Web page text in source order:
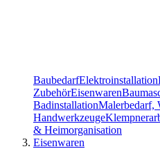
BaubedarfElektroinstallation
ZubehörEisenwaren
BadinstallationMalerbedarf,
Handwerkzeuge
& Heimorganisation
Eisenwaren